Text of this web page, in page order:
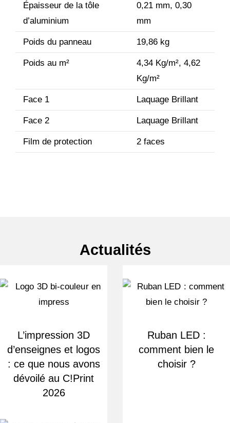
Épaisseur de la tôle
d’aluminium
0,21 mm, 0,30
mm
Poids du panneau 19,86 kg
Poids au m²
4,34 Kg/m², 4,62
Kg/m²
Face 1 Laquage Brillant
Face 2 Laquage Brillant
Film de protection 2 faces
Actualités
L’impression 3D
d’enseignes et logos
: ce que nous avons
dévoilé au C!Print
2026
Ruban LED :
comment bien le
choisir ?